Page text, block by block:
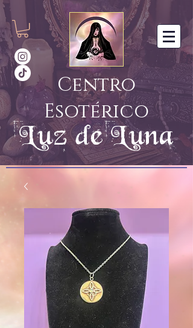
Centro
Esotérico
Luz de Luna